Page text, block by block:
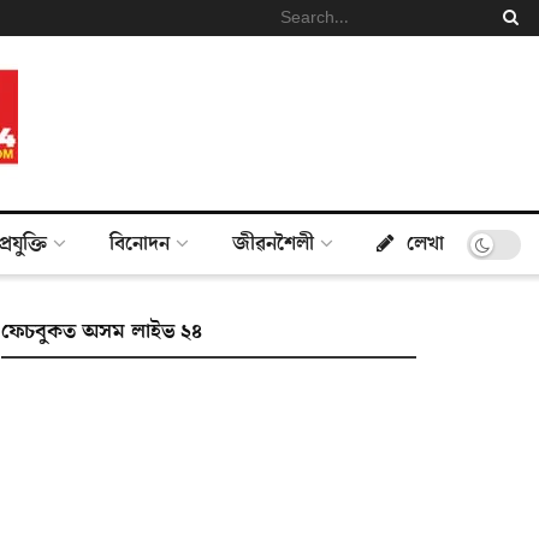
প্ৰযুক্তি বিনোদন জীৱনশৈলী লেখা
ফেচবুকত অসম লাইভ ২৪